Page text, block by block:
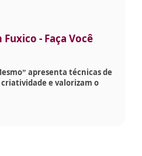
- Faça Você
apresenta técnicas de
e valorizam o